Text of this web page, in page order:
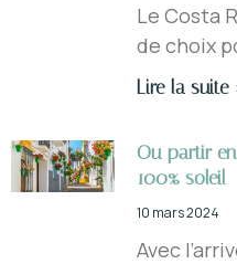
Le Costa
de choix
Lire la suite
Ou partir
100% soleil
10 mars 2024
Avec